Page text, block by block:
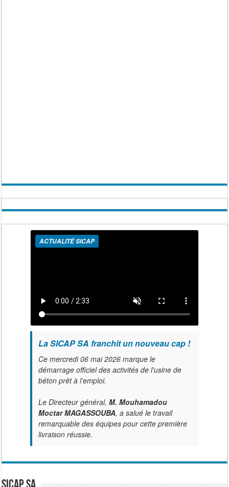
ACTUALITÉ SICAP
La SICAP SA franchit un nouveau cap !
Ce mercredi 06 mai 2026 marque le
démarrage officiel des activités de l'usine de
béton prêt à l’emploi.
Le Directeur général, M. Mouhamadou
Moctar MAGASSOUBA, a salué le travail
remarquable des équipes pour cette première
livraison réussie.